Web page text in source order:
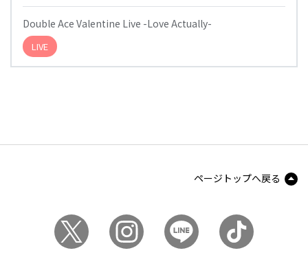
Double Ace Valentine Live -Love Actually-
LIVE
ページトップへ戻る